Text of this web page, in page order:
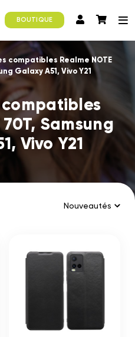
BOUTIQUE
compatibles Realme NOTE
Galaxy A51, Vivo Y21
compatibles
Samsung
Vivo Y21